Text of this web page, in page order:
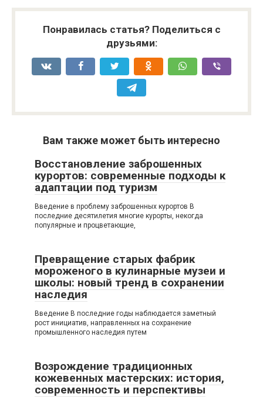
Понравилась статья? Поделиться с
друзьями:
Вам также может быть интересно
Восстановление заброшенных
курортов: современные подходы к
адаптации под туризм
Введение в проблему заброшенных курортов В
последние десятилетия многие курорты, некогда
популярные и процветающие,
Превращение старых фабрик
мороженого в кулинарные музеи и
школы: новый тренд в сохранении
наследия
Введение В последние годы наблюдается заметный
рост инициатив, направленных на сохранение
промышленного наследия путем
Возрождение традиционных
кожевенных мастерских: история,
современность и перспективы